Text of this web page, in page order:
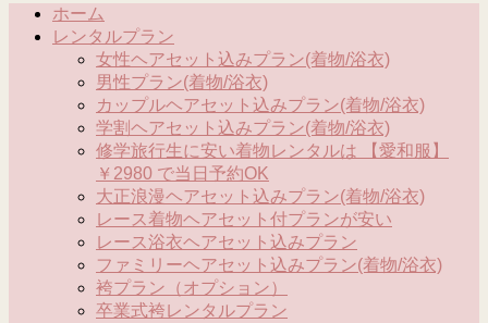
ホーム
レンタルプラン
女性ヘアセット込みプラン(着物/浴衣)
男性プラン(着物/浴衣)
カップルヘアセット込みプラン(着物/浴衣)
学割ヘアセット込みプラン(着物/浴衣)
修学旅行生に安い着物レンタルは 【愛和服】
￥2980 で当日予約OK
大正浪漫ヘアセット込みプラン(着物/浴衣)
レース着物ヘアセット付プランが安い
レース浴衣ヘアセット込みプラン
ファミリーヘアセット込みプラン(着物/浴衣)
袴プラン（オプション）
卒業式袴レンタルプラン